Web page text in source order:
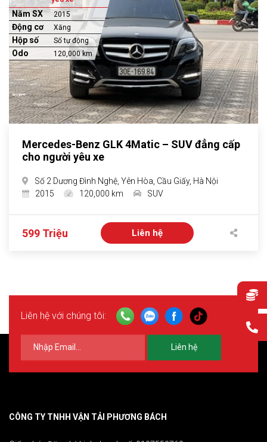
Năm SX 2015
Động cơ Xăng
Hộp số Số tự động
Odo 120,000 km
Mercedes-Benz GLK 4Matic – SUV đẳng cấp
cho người yêu xe
Số 2 Dương Đình Nghệ, Yên Hòa, Cầu Giấy, Hà Nội
2015
120,000 km SUV
599 Triệu Liên hệ
Liên hệ với chúng tôi:
Liên hệ
CÔNG TY TNHH VẬN TẢI PHƯƠNG BÁCH